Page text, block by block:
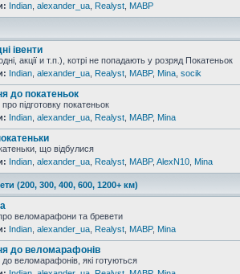
Indian alexander_ua Realyst MABP
івенти
акції и т.п.), котрі не попадають у розряд Покатеньок
Indian alexander_ua Realyst MABP, Mina socik
до покатеньок
підготовку покатеньок
Indian alexander_ua Realyst MABP, Mina
що відбулися
Indian alexander_ua Realyst MABP, AlexN10 Mina
(200, 300, 400, 600, 1200+ км)
веломарафони та бревети
Indian alexander_ua Realyst MABP, Mina
до веломарафонів
веломарафонів, які готуються